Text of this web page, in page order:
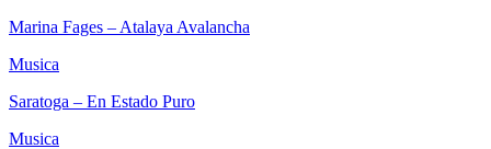
Marina Fages – Atalaya Avalancha
Musica
Saratoga – En Estado Puro
Musica